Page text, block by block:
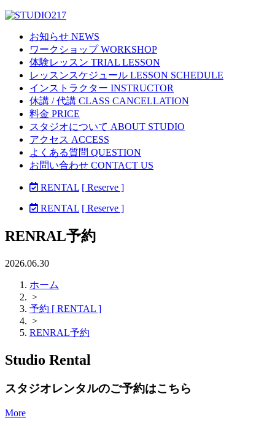
お知らせ NEWS
ワークショップ WORKSHOP
体験レッスン TRIAL LESSON
レッスンスケジュール LESSON SCHEDULE
インストラクター INSTRUCTOR
休講 / 代講 CLASS CANCELLATION
料金 PRICE
スタジオについて ABOUT STUDIO
アクセス ACCESS
よくある質問 QUESTION
お問い合わせ CONTACT US
RENTAL [ Reserve ]
RENTAL [ Reserve ]
RENRAL予約
2026.06.30
ホーム
>
予約 [ RENTAL ]
>
RENRAL予約
Studio Rental
スタジオレンタルのご予約はこちら
More